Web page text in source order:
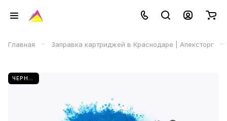
Главная – Заправка картриджей в Краснодаре | Апексторг –